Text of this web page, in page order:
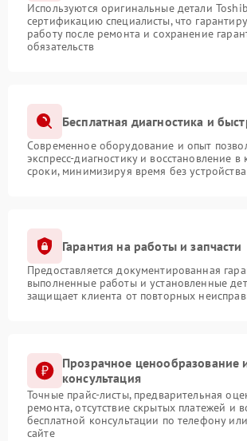
Используются оригинальные детали
сертификацию специалисты, что
работу после ремонта и сохранение
обязательств
Бесплатная диагностика и
Современное оборудование и опыт
экспресс-диагностику и восстановление в
сроки, минимизируя время без устройства
Гарантия на работы и запчасти
Предоставляется документированная
выполненные работы и установленные
защищает клиента от повторных
Прозрачное ценообразование
консультация
Точные прайс-листы, предварительная
ремонта, отсутствие скрытых платежей и
бесплатной консультации по телефону
сайте